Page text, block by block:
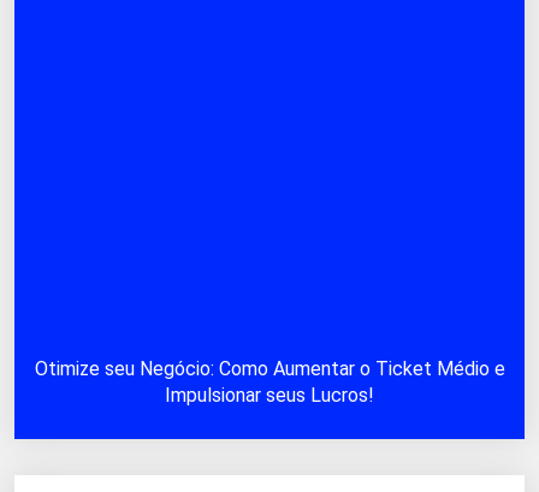
Otimize seu Negócio: Como Aumentar o Ticket Médio e
Impulsionar seus Lucros!